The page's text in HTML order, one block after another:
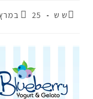
ש ש 25 במרץ 2025